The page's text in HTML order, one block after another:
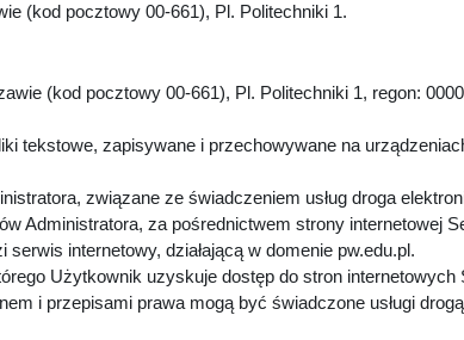
(kod pocztowy 00-661), Pl. Politechniki 1.
(kod pocztowy 00-661), Pl. Politechniki 1, regon:
tekstowe, zapisywane i przechowywane na
związane ze świadczeniem usług droga
Administratora, za pośrednictwem strony internetowej
internetowy, działającą w domenie pw.edu.pl.
Użytkownik uzyskuje dostęp do stron internetowych
i przepisami prawa mogą być świadczone usługi